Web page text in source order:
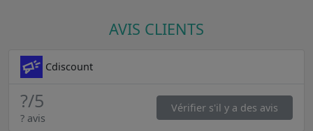
AVIS CLIENTS
Cdiscount
?/5
? avis
Vérifier s'il y a des avis